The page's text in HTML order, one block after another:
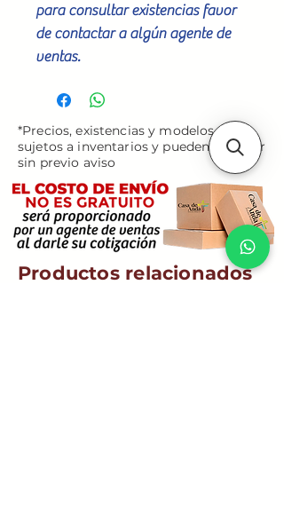
para consultar existencias favor
de contactar a algún agente de
ventas.
*Precios, existencias y modelos están
sujetos a inventarios y pueden cambiar
sin previo aviso
Productos relacionados